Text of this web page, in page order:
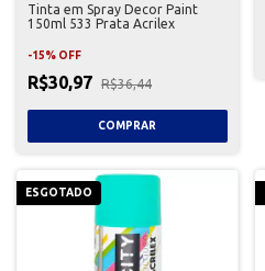
Tinta em Spray Decor Paint
150ml 533 Prata Acrilex
-15% OFF
R$30,97 R$36,44
ESGOTADO